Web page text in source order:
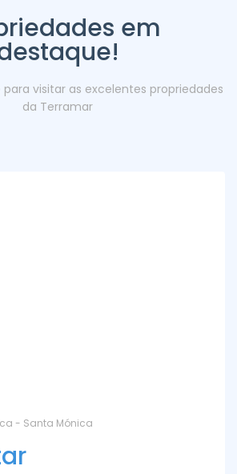
em
visitar as excelentes propriedades
da Terramar
- Santa Mónica